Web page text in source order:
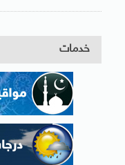
خدمات